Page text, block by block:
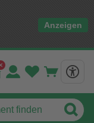
Anzeigen